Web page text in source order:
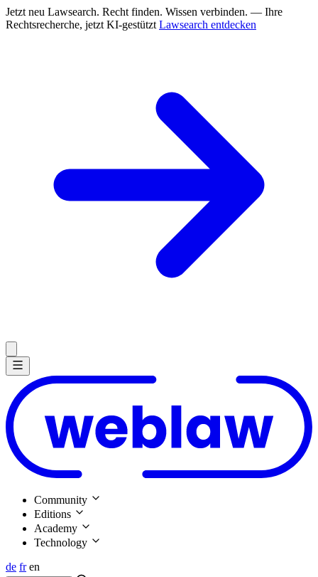
Jetzt neu Lawsearch. Recht finden. Wissen verbinden. — Ihre
Rechtsrecherche, jetzt KI-gestützt Lawsearch entdecken
Community
Editions
Academy
Technology
de fr en